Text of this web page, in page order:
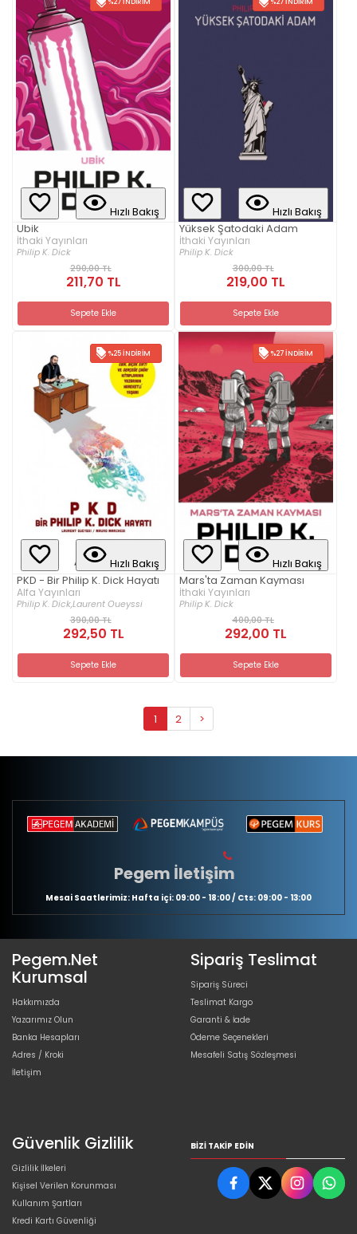
Hızlı Bakış
Ubik
İthaki Yayınları
Philip K. Dick
290,00 TL
211,70 TL
Sepete Ekle
Hızlı Bakış
Yüksek Şatodaki Adam
İthaki Yayınları
Philip K. Dick
300,00 TL
219,00 TL
Sepete Ekle
%25 İNDIRIM
Hızlı Bakış
PKD - Bir Philip K. Dick Hayatı
Alfa Yayınları
Philip K. Dick,Laurent Oueyssi
390,00 TL
292,50 TL
Sepete Ekle
%27 İNDIRIM
Hızlı Bakış
Mars'ta Zaman Kayması
İthaki Yayınları
Philip K. Dick
400,00 TL
292,00 TL
Sepete Ekle
1 2 >
Pegem İletişim
Mesai Saatlerimiz: Hafta içi: 09:00 - 18:00 / Cts: 09:00 - 13:00
Pegem.Net
Kurumsal
Hakkımızda
Yazarımız Olun
Banka Hesapları
Adres / Kroki
İletişim
Sipariş Teslimat
Sipariş Süreci
Teslimat Kargo
Garanti & İade
Ödeme Seçenekleri
Mesafeli Satış Sözleşmesi
Güvenlik Gizlilik
Gizlilik İlkeleri
Kişisel Verilen Korunması
Kullanım Şartları
Kredi Kartı Güvenliği
BIZI TAKIP EDIN